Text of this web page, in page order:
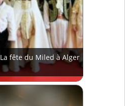
La fête du Miled à Alger